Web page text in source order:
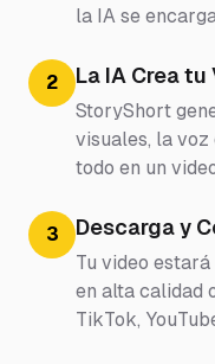
la IA se
2 La IA Crea tu
StoryShort
visuales, la voz
todo en un
3 Descarga y
Tu video
en alta calidad
TikTok,